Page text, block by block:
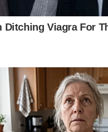
e redefine a paisagem
de tração e
refinada, o imenso bloco